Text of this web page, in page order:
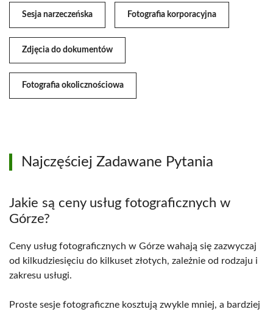
Sesja narzeczeńska Fotografia korporacyjna
Zdjęcia do dokumentów
Fotografia okolicznościowa
Najczęściej Zadawane Pytania
Jakie są ceny usług fotograficznych w
Górze?
Ceny usług fotograficznych w Górze wahają się zazwyczaj
od kilkudziesięciu do kilkuset złotych, zależnie od rodzaju i
zakresu usługi.
Proste sesje fotograficzne kosztują zwykle mniej, a bardziej